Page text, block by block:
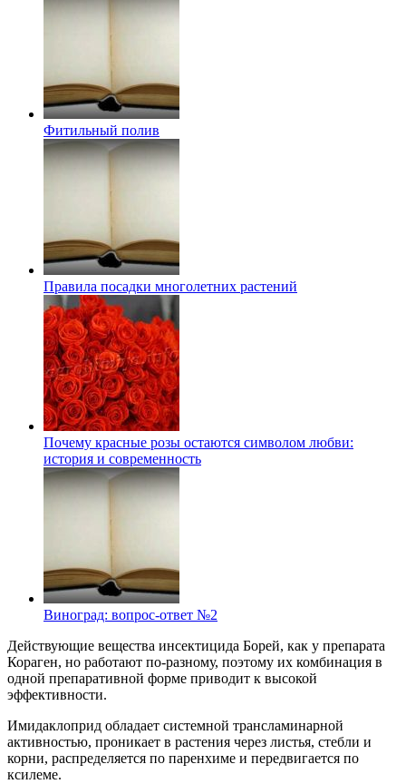
Фитильный полив
Правила посадки многолетних растений
Почему красные розы остаются символом любви:
история и современность
Виноград: вопрос-ответ №2
Действующие вещества инсектицида Борей, как у препарата
Кораген, но работают по-разному, поэтому их комбинация в
одной препаративной форме приводит к высокой
эффективности.
Имидаклоприд обладает системной трансламинарной
активностью, проникает в растения через листья, стебли и
корни, распределяется по паренхиме и передвигается по
ксилеме.